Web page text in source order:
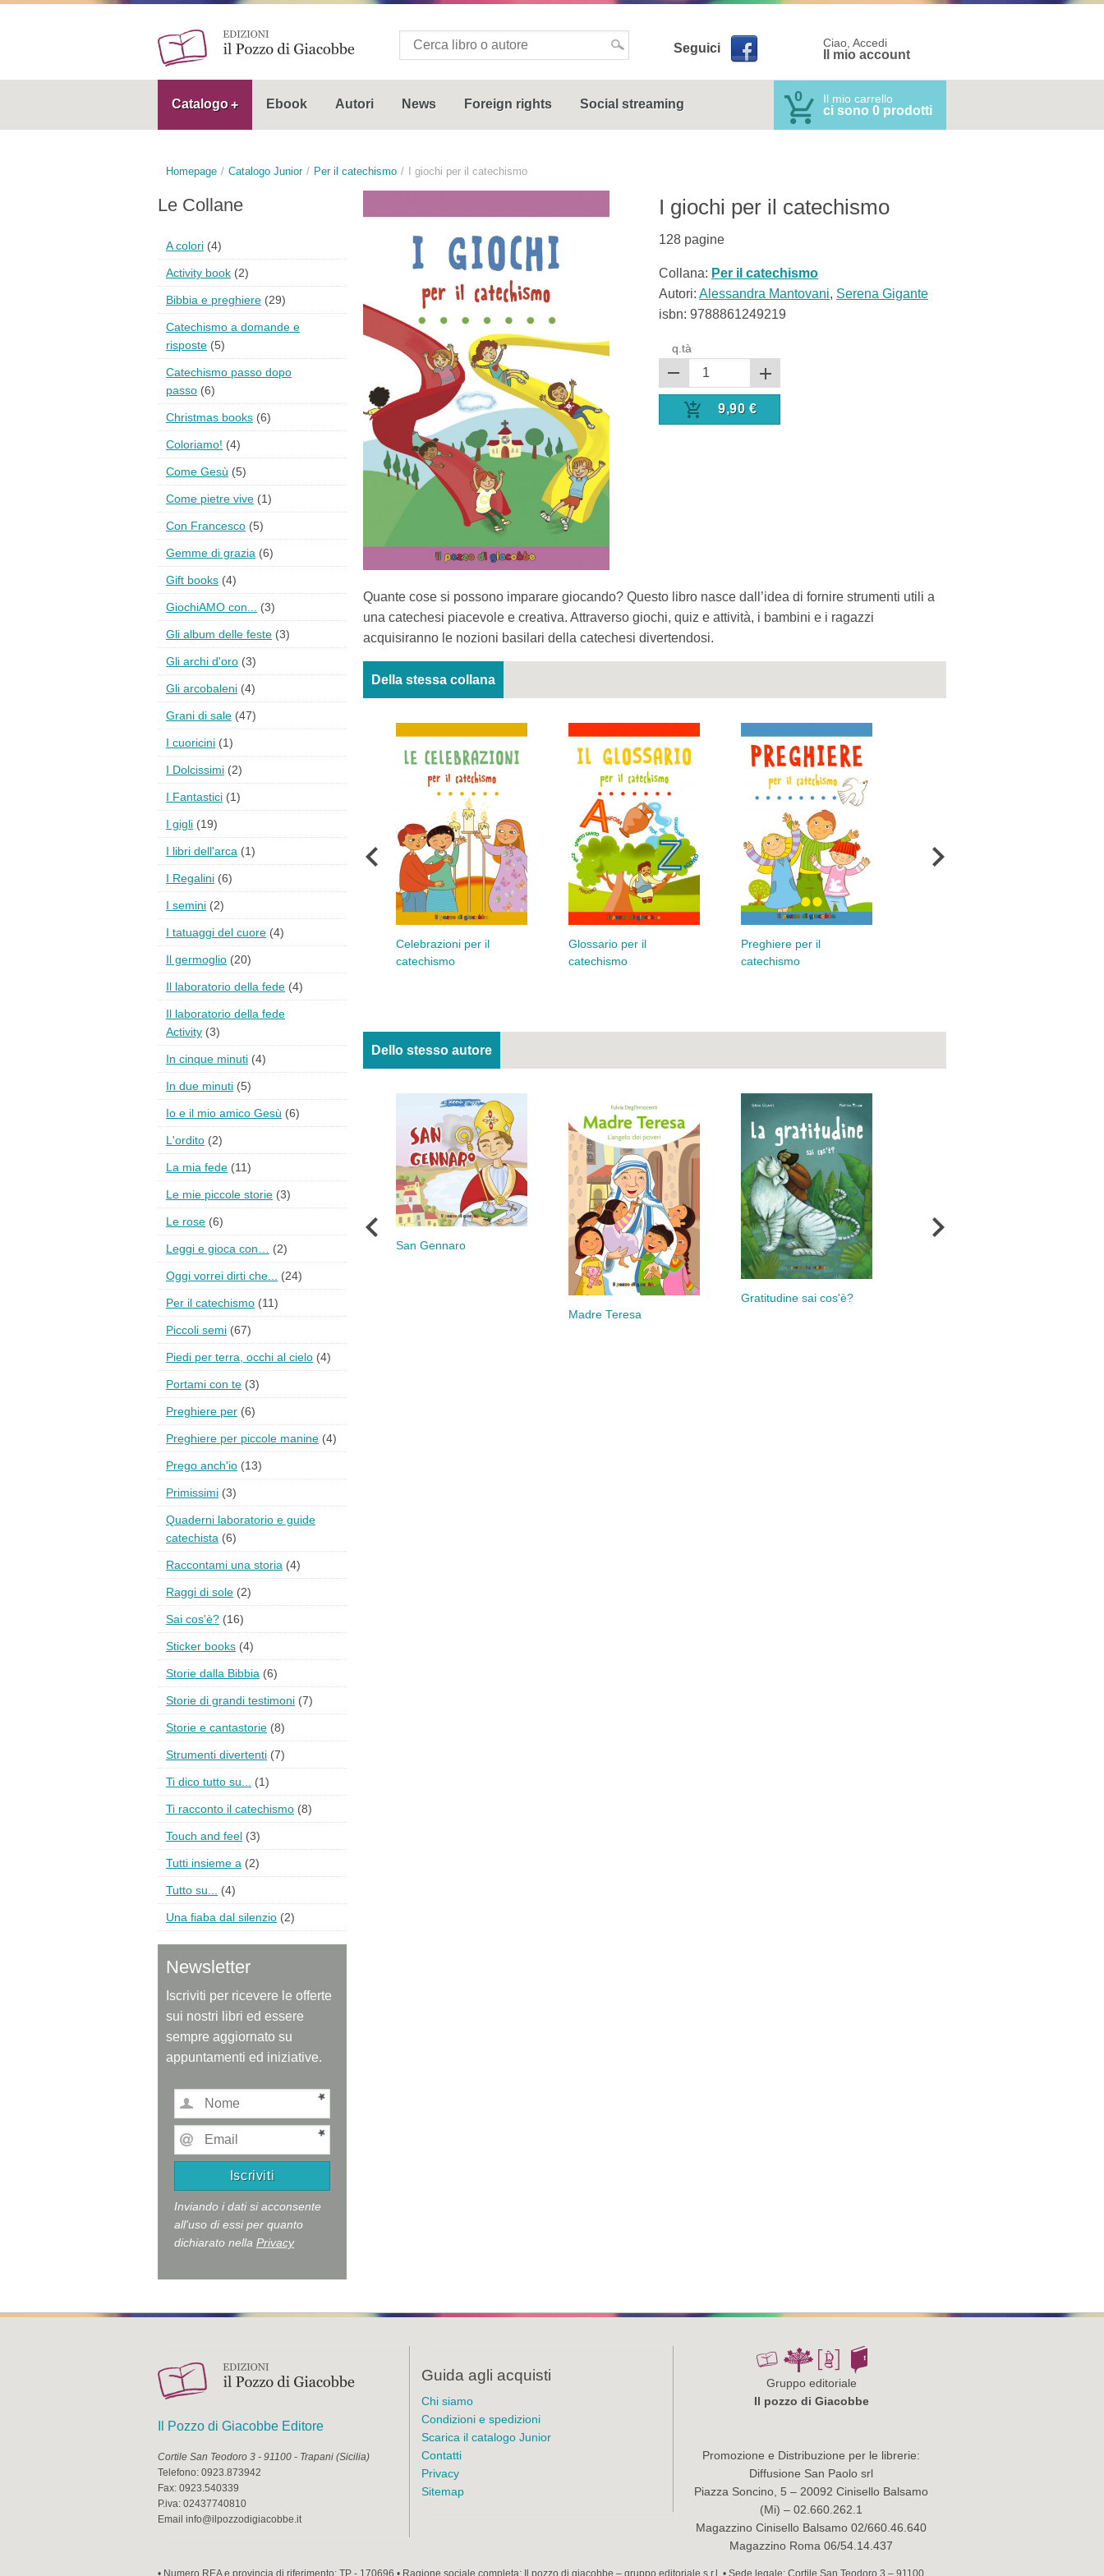
Seguici Ciao, Accedi
Il mio account
Catalogo Ebook Autori News Foreign rights Social streaming 0 Il mio carrello
ci sono 0 prodotti
Homepage Catalogo Junior Per il catechismo I giochi per il catechismo
I giochi per il catechismo
128 pagine
Collana: Per il catechismo
Autori: Alessandra Mantovani, Serena Gigante
isbn: 9788861249219
q.tà
9,90 €
Quante cose si possono imparare giocando? Questo libro nasce dall’idea di fornire strumenti utili a
una catechesi piacevole e creativa. Attraverso giochi, quiz e attività, i bambini e i ragazzi
acquisiranno le nozioni basilari della catechesi divertendosi.
Della stessa collana
Celebrazioni per il
catechismo
Glossario per il
catechismo
Preghiere per il
catechismo
Dello stesso autore
San Gennaro
Madre Teresa
Gratitudine sai cos'è?
Le Collane
A colori (4)
Activity book (2)
Bibbia e preghiere (29)
Catechismo a domande e
risposte (5)
Catechismo passo dopo
passo (6)
Christmas books (6)
Coloriamo! (4)
Come Gesù (5)
Come pietre vive (1)
Con Francesco (5)
Gemme di grazia (6)
Gift books (4)
GiochiAMO con... (3)
Gli album delle feste (3)
Gli archi d'oro (3)
Gli arcobaleni (4)
Grani di sale (47)
I cuoricini (1)
I Dolcissimi (2)
I Fantastici (1)
I gigli (19)
I libri dell'arca (1)
I Regalini (6)
I semini (2)
I tatuaggi del cuore (4)
Il germoglio (20)
Il laboratorio della fede (4)
Il laboratorio della fede
Activity (3)
In cinque minuti (4)
In due minuti (5)
Io e il mio amico Gesù (6)
L'ordito (2)
La mia fede (11)
Le mie piccole storie (3)
Le rose (6)
Leggi e gioca con… (2)
Oggi vorrei dirti che... (24)
Per il catechismo (11)
Piccoli semi (67)
Piedi per terra, occhi al cielo (4)
Portami con te (3)
Preghiere per (6)
Preghiere per piccole manine (4)
Prego anch'io (13)
Primissimi (3)
Quaderni laboratorio e guide
catechista (6)
Raccontami una storia (4)
Raggi di sole (2)
Sai cos'è? (16)
Sticker books (4)
Storie dalla Bibbia (6)
Storie di grandi testimoni (7)
Storie e cantastorie (8)
Strumenti divertenti (7)
Ti dico tutto su... (1)
Ti racconto il catechismo (8)
Touch and feel (3)
Tutti insieme a (2)
Tutto su... (4)
Una fiaba dal silenzio (2)
Newsletter
Iscriviti per ricevere le offerte
sui nostri libri ed essere
sempre aggiornato su
appuntamenti ed iniziative.
Inviando i dati si acconsente
all'uso di essi per quanto
dichiarato nella Privacy
Il Pozzo di Giacobbe Editore
Cortile San Teodoro 3 - 91100 - Trapani (Sicilia)
Telefono: 0923.873942
Fax: 0923.540339
P.iva: 02437740810
Email info@ilpozzodigiacobbe.it
Guida agli acquisti
Chi siamo
Condizioni e spedizioni
Scarica il catalogo Junior
Contatti
Privacy
Sitemap
Gruppo editoriale
Il pozzo di Giacobbe
Promozione e Distribuzione per le librerie:
Diffusione San Paolo srl
Piazza Soncino, 5 – 20092 Cinisello Balsamo
(Mi) – 02.660.262.1
Magazzino Cinisello Balsamo 02/660.46.640
Magazzino Roma 06/54.14.437